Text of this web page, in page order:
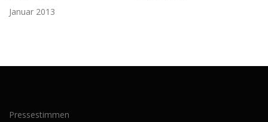
Januar 2013
Pressestimmen